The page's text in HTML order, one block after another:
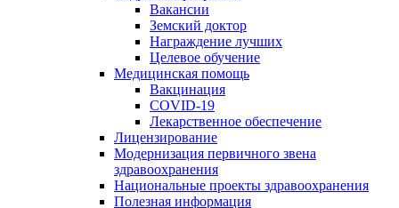
Вакансии
Земский доктор
Награждение лучших
Целевое обучение
Медицинская помощь
Вакцинация
COVID-19
Лекарственное обеспечение
Лицензирование
Модернизация первичного звена
здравоохранения
Национальные проекты здравоохранения
Полезная информация